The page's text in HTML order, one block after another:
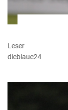
Leser
dieblaue24